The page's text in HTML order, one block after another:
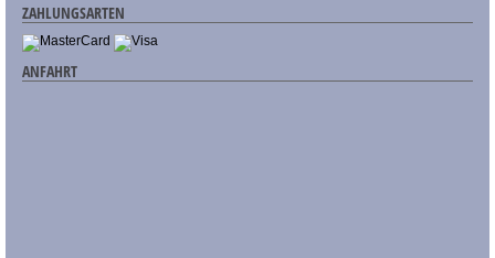
ZAHLUNGSARTEN
ANFAHRT